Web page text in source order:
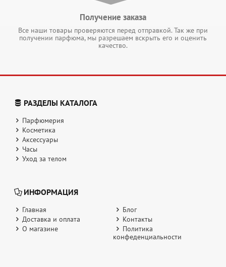
Получение заказа
Все наши товары проверяются перед отправкой. Так же при
получении парфюма, мы разрешаем вскрыть его и оценить
качество.
РАЗДЕЛЫ КАТАЛОГА
Парфюмерия
Косметика
Аксессуары
Часы
Уход за телом
ИНФОРМАЦИЯ
Главная
Блог
Доставка и оплата
Контакты
О магазине
Политика
конфеденциальности